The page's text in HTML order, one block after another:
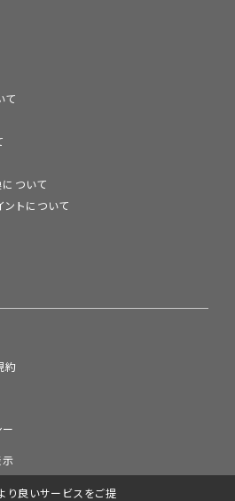
て
について
ントについて
約
ー
示
り良いサービスをご提